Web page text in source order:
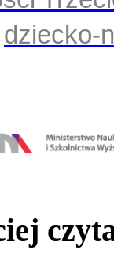
dziecko-